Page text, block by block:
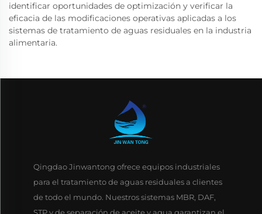
identificar oportunidades de optimización y verificar la
eficacia de las modificaciones operativas aplicadas a los
sistemas de tratamiento de aguas residuales en la industria
alimentaria.
Qingdao Jinwantong ofrece equipos industriales
para el tratamiento de aguas residuales a clientes
de todo el mundo. Nuestros sistemas MBR, DAF,